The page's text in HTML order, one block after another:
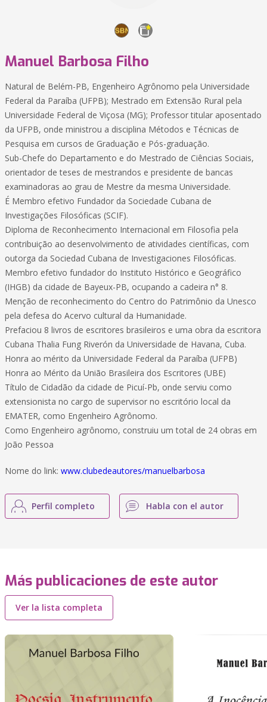
Manuel Barbosa Filho
Natural de Belém-PB, Engenheiro Agrônomo pela Universidade
Federal da Paraíba (UFPB); Mestrado em Extensão Rural pela
Universidade Federal de Viçosa (MG); Professor titular aposentado
da UFPB, onde ministrou a disciplina Métodos e Técnicas de
Pesquisa em cursos de Graduação e Pós-graduação.
Sub-Chefe do Departamento e do Mestrado de Ciências Sociais,
orientador de teses de mestrandos e presidente de bancas
examinadoras ao grau de Mestre da mesma Universidade.
É Membro efetivo Fundador da Sociedade Cubana de
Investigações Filosóficas (SCIF).
Diploma de Reconhecimento Internacional em Filosofia pela
contribuição ao desenvolvimento de atividades científicas, com
outorga da Sociedad Cubana de Investigaciones Filosóficas.
Membro efetivo fundador do Instituto Histórico e Geográfico
(IHGB) da cidade de Bayeux-PB, ocupando a cadeira n° 8.
Menção de reconhecimento do Centro do Patrimônio da Unesco
pela defesa do Acervo cultural da Humanidade.
Prefaciou 8 livros de escritores brasileiros e uma obra da escritora
Cubana Thalia Fung Riverón da Universidade de Havana, Cuba.
Honra ao mérito da Universidade Federal da Paraíba (UFPB)
Honra ao Mérito da União Brasileira dos Escritores (UBE)
Título de Cidadão da cidade de Picuí-Pb, onde serviu como
extensionista no cargo de supervisor no escritório local da
EMATER, como Engenheiro Agrônomo.
Como Engenheiro agrônomo, construiu um total de 24 obras em
João Pessoa
Nome do link: www.clubedeautores/manuelbarbosa
Perfil completo Habla con el autor
Más publicaciones de este autor
Ver la lista completa